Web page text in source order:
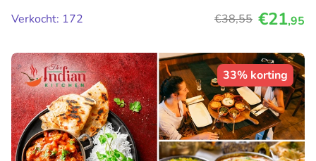
Verkocht: 172
€38,55 €21,95
33% korting